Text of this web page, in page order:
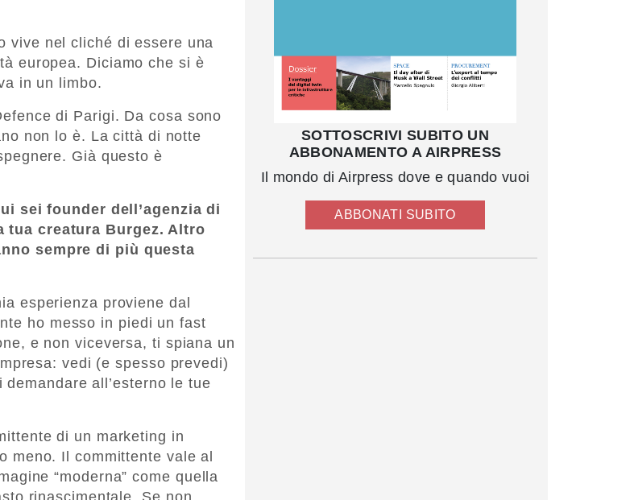
vive nel cliché di essere una
europea. Diciamo che si è
in un limbo.
di Parigi. Da cosa sono
non lo è. La città di notte
Già questo è
sei founder dell’agenzia di
tua creatura Burgez. Altro
sempre di più questa
esperienza proviene dal
ho messo in piedi un fast
e non viceversa, ti spiana un
vedi (e spesso prevedi)
all’esterno le tue
di un marketing in
meno. Il committente vale al
“moderna” come quella
rinascimentale. Se non
SOTTOSCRIVI SUBITO UN
ABBONAMENTO A AIRPRESS
Il mondo di Airpress dove e quando vuoi
ABBONATI SUBITO